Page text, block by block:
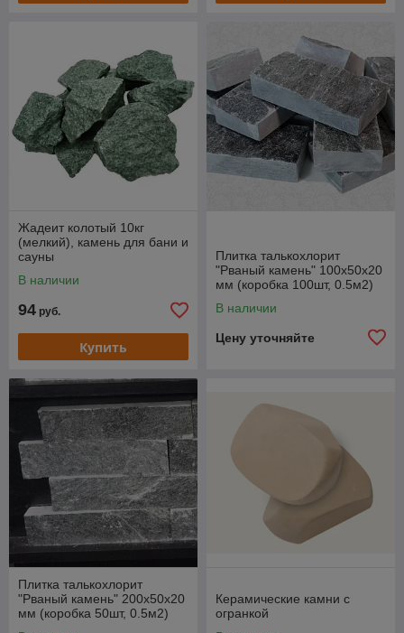
Жадеит колотый 10кг
(мелкий), камень для бани и
сауны
В наличии
94 руб.
Купить
Плитка талькохлорит
"Рваный камень" 100х50х20
мм (коробка 100шт, 0.5м2)
В наличии
Цену уточняйте
Плитка талькохлорит
"Рваный камень" 200х50х20
мм (коробка 50шт, 0.5м2)
Керамические камни с
огранкой